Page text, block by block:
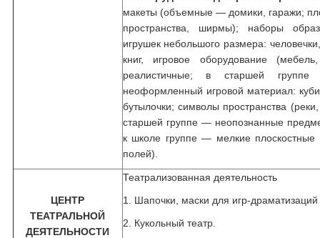
макеты (объемные — домики, гаражи;
пространства, ширмы); наборы
игрушек небольшого размера:
книг, игровое оборудование
реалистичные; в старшей группе
неоформленный игровой материал:
бутылочки; символы пространства
старшей группе — неопознанные
к школе группе — мелкие плоскостные
полей).
ЦЕНТР
ТЕАТРАЛЬНОЙ
ДЕЯТЕЛЬНОСТИ
Театрализованная деятельность
1. Шапочки, маски для игр-
2. Кукольный театр.